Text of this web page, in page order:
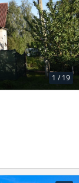
1 / 75